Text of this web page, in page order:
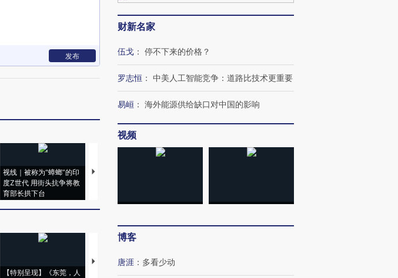
发布
视线｜被称为“蟑螂”的印
度Z世代 用街头抗争将教
育部长拱下台
视线｜“入侵”还是“人道危
【特别呈现】《东莞，人
【推广】走进第四届链博
财新名家
伍戈 ： 停不下来的价格？
罗志恒 ： 中美人工智能竞争：道路比技术更重要
易峘 ： 海外能源供给缺口对中国的影响
视频
博客
唐涯 ： 多看少动